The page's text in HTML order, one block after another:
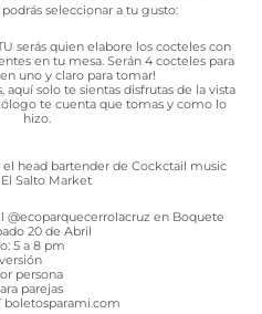
seleccionar a tu gusto:
serás quien elabore los cocteles con
en tu mesa. Serán 4 cocteles para
uno y claro para tomar!
solo te sientas disfrutas de la vista
te cuenta que tomas y como lo
hizo.
head bartender de Cockctail music
Salto Market
@ecoparquecerrolacruz en Boquete
20 de Abril
5 a 8 pm
persona
parejas
boletosparami.com